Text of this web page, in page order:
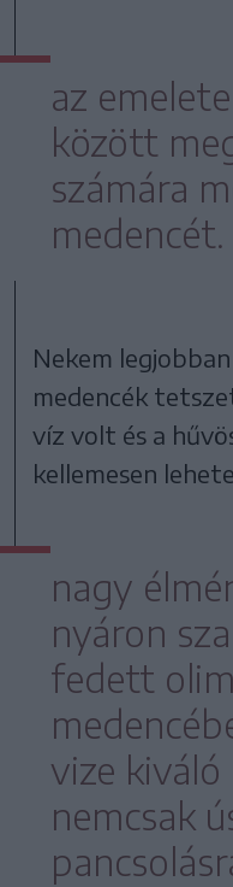
az
között
számára
medencét.
Nekem
medencék
víz volt és a
kellemesen
nagy
nyáron
fedett
vize
nemcsak